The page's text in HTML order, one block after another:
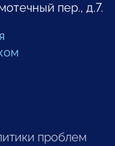
пер., д.7.
проблем